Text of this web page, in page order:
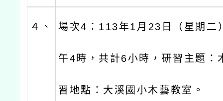
４、 場次4：113年1月23日（星期二
午4時，共計6小時，研習主題：
習地點：大溪國小木藝教室。